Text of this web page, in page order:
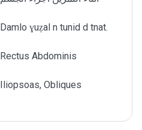
Damlo ɣuẓal n tunid d tnat.
Rectus Abdominis
Iliopsoas, Obliques